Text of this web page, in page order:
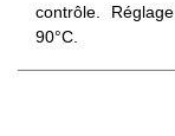
contrôle.
90°C.